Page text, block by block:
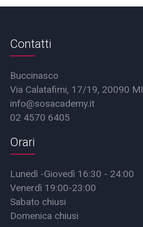
Contatti
Buccinasco
Via Calatafimi, 17/19, 20090 MI
info@sosacademy.it
02 4570 6405
Orari
Lunedì -Giovedì 16:30 - 24:00
Venerdì 19:00-23:00
Sabato chiusi
Domenica chiusi